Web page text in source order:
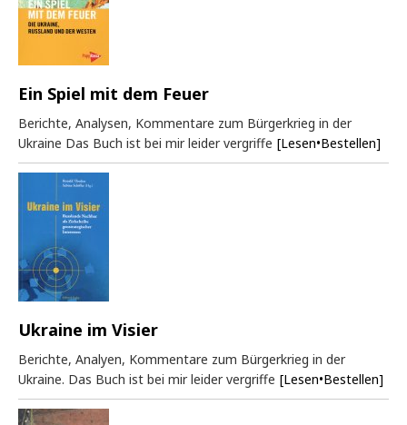
Ein Spiel mit dem Feuer
Berichte, Analysen, Kommentare zum Bürgerkrieg in der
Ukraine Das Buch ist bei mir leider vergriffe [Lesen•Bestellen]
Ukraine im Visier
Berichte, Analyen, Kommentare zum Bürgerkrieg in der
Ukraine. Das Buch ist bei mir leider vergriffe [Lesen•Bestellen]